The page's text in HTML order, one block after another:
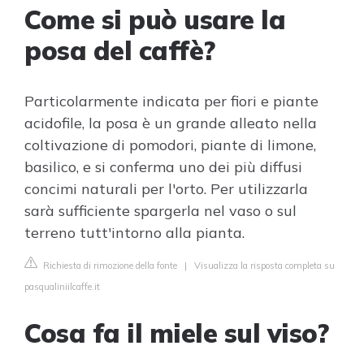
Come si può usare la
posa del caffè?
Particolarmente indicata per fiori e piante
acidofile, la posa è un grande alleato nella
coltivazione di pomodori, piante di limone,
basilico, e si conferma uno dei più diffusi
concimi naturali per l'orto. Per utilizzarla
sarà sufficiente spargerla nel vaso o sul
terreno tutt'intorno alla pianta.
Richiesta di rimozione della fonte | Visualizza la risposta completa su
pasqualiniilcaffe.it
Cosa fa il miele sul viso?